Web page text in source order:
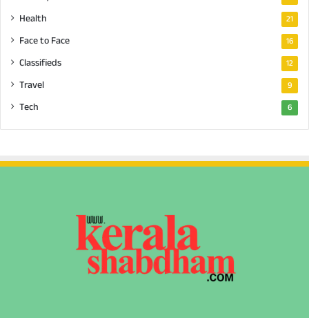
Health 21
Face to Face 16
Classifieds 12
Travel 9
Tech 6